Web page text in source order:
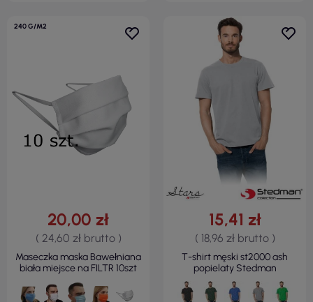
240 G/M2
20,00 zł
( 24,60 zł brutto )
Maseczka maska Bawełniana
biała miejsce na FILTR 10szt
15,41 zł
( 18,96 zł brutto )
T-shirt męski st2000 ash
popielaty Stedman